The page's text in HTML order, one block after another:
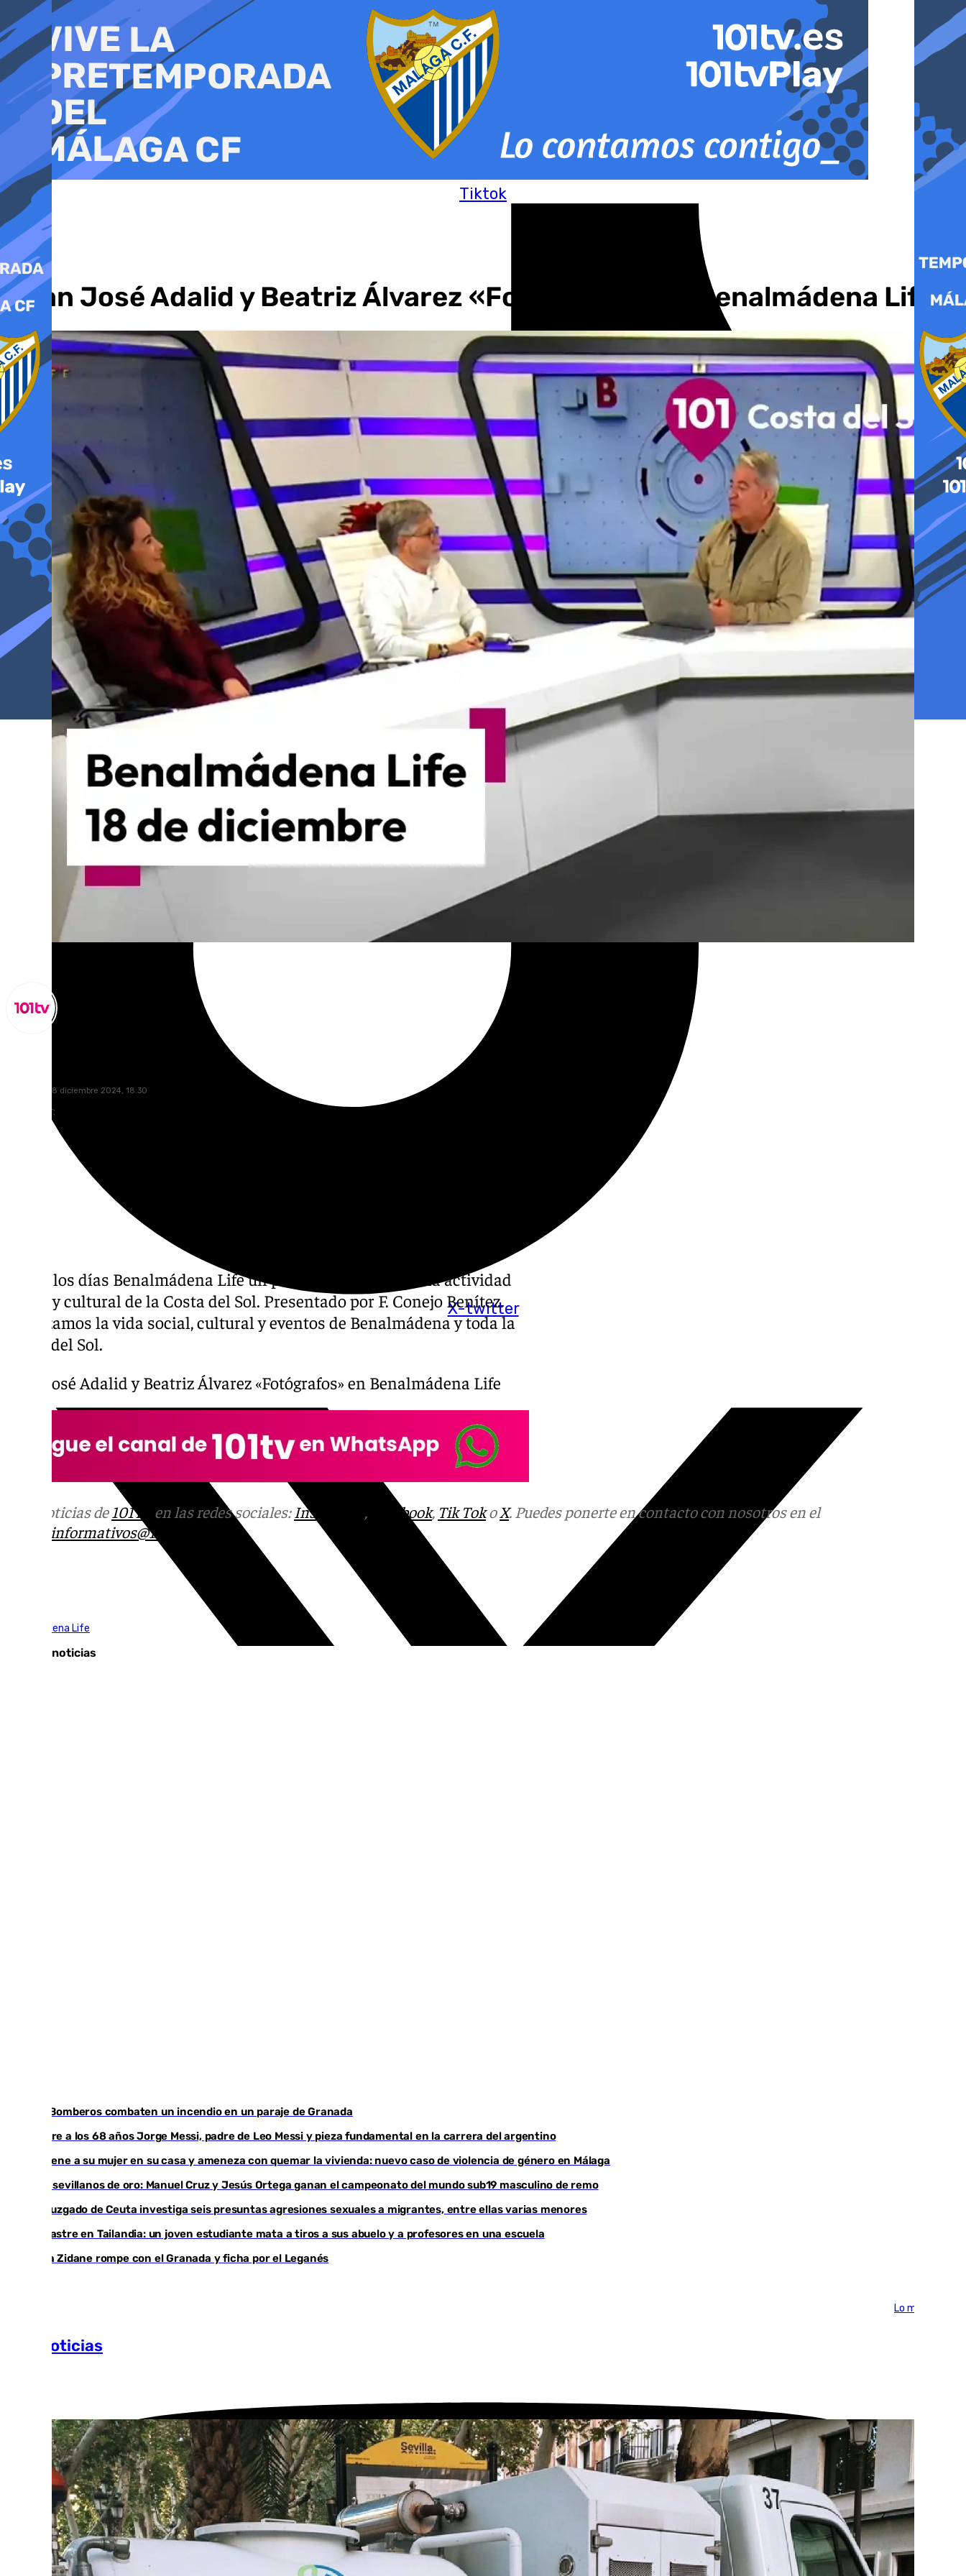
al
contenido
Tiktok
X-twitter
Juan José Adalid y Beatriz Álvarez «Fotógrafos» en Benalmádena Life
miércoles, 18 diciembre 2024, 18:30
Compartir:
Todos los días Benalmádena Life un programa dedicado a la actividad
social y cultural de la Costa del Sol. Presentado por F. Conejo Benítez.
Analizamos la vida social, cultural y eventos de Benalmádena y toda la
Costa del Sol.
Juan José Adalid y Beatriz Álvarez «Fotógrafos» en Benalmádena Life
Más noticias de 101TV en las redes sociales: Instagram , Facebook, Tik TokoX. Puedes ponerte en contacto con nosotros en el
informativos@101tv.es
Benalmádena Life
Últimas noticias
Los Bomberos combaten un incendio en un paraje de Granada
Muere a los 68 años Jorge Messi, padre de Leo Messi y pieza fundamental en la carrera del argentino
Retiene a su mujer en su casa y ameneza con quemar la vivienda: nuevo caso de violencia de género en Málaga
Dos sevillanos de oro: Manuel Cruz y Jesús Ortega ganan el campeonato del mundo sub19 masculino de remo
Un juzgado de Ceuta investiga seis presuntas agresiones sexuales a migrantes, entre ellas varias menores
Desastre en Tailandia: un joven estudiante mata a tiros a sus abuelo y a profesores en una escuela
Luca Zidane rompe con el Granada y ficha por el Leganés
Lo más visto >
Más noticias